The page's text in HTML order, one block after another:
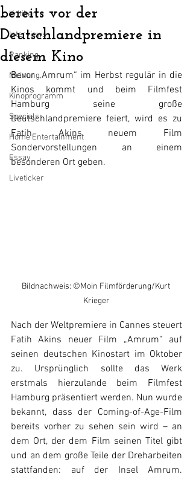
Kritiken
Interviews
Ranking
Meinung
Kinoprogramm
Specials
Home Entertainment
Essay
Liveticker
bereits vor der
Deutschlandpremiere in
diesem Kino
Bevor „Amrum“ im Herbst regulär in die
Kinos kommt und beim Filmfest
Hamburg seine große
Deutschlandpremiere feiert, wird es zu
Fatih Akins neuem Film
Sondervorstellungen an einem
besonderen Ort geben.
Bildnachweis: ©Moin Filmförderung/Kurt
Krieger
Nach der Weltpremiere in Cannes steuert
Fatih Akins neuer Film „Amrum“ auf
seinen deutschen Kinostart im Oktober
zu. Ursprünglich sollte das Werk
erstmals hierzulande beim Filmfest
Hamburg präsentiert werden. Nun wurde
bekannt, dass der Coming-of-Age-Film
bereits vorher zu sehen sein wird – an
dem Ort, der dem Film seinen Titel gibt
und an dem große Teile der Dreharbeiten
stattfanden: auf der Insel Amrum.